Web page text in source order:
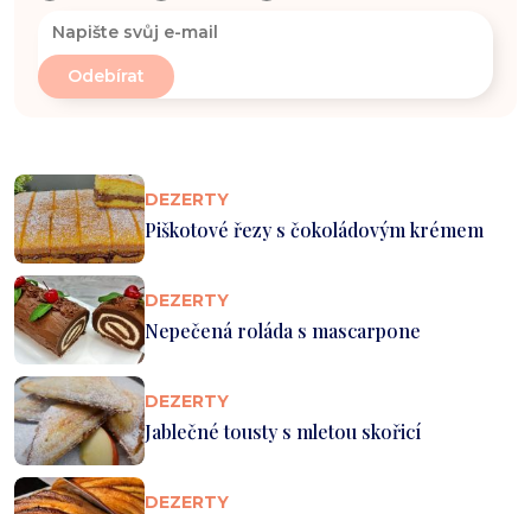
DEZERTY
Piškotové řezy s čokoládovým krémem
DEZERTY
Nepečená roláda s mascarpone
DEZERTY
Jablečné tousty s mletou skořicí
DEZERTY